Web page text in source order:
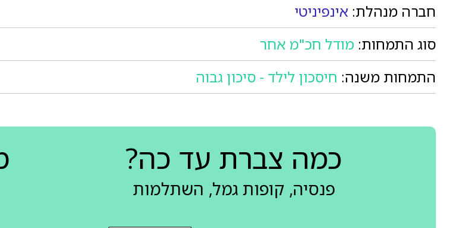
חברה מנהלת: אינפיניטי
סוג התמחות: מודל חכ"מ אחר
התמחות משנה: חיסכון לילד - סיכון גבוה
כמה צברת עד כה?
פנסיה, קופות גמל, השתלמות